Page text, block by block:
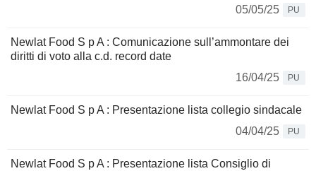
05/05/25
PU
Newlat Food S p A : Comunicazione sull’ammontare dei
diritti di voto alla c.d. record date
16/04/25
PU
Newlat Food S p A : Presentazione lista collegio sindacale
04/04/25
PU
Newlat Food S p A : Presentazione lista Consiglio di